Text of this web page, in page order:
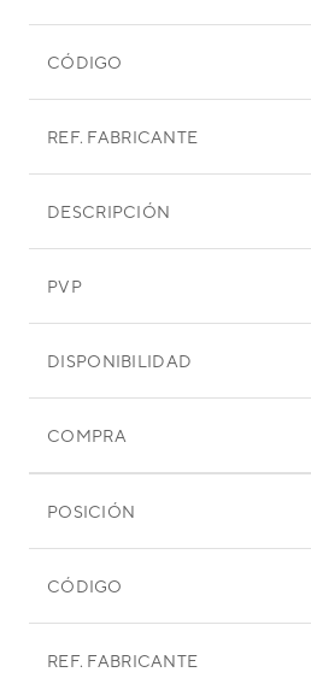
CÓDIGO
REF. FABRICANTE
DESCRIPCIÓN
PVP
DISPONIBILIDAD
COMPRA
POSICIÓN
CÓDIGO
REF. FABRICANTE